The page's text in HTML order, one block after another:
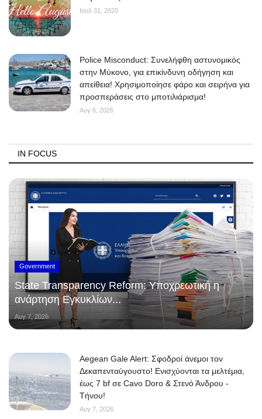
Ιουλ 31, 2020
Police Misconduct: Συνελήφθη αστυνομικός
στην Μύκονο, για επικίνδυνη οδήγηση και
απείθεια! Χρησιμοποίησε φάρο και σειρήνα για
προσπεράσεις στο μποτιλιάρισμα!
Αυγ 6, 2026
IN FOCUS
Government
State Transparency Reform: Υποχρεωτική η
ανάρτηση Εγκυκλίων...
Αυγ 7, 2026
Aegean Gale Alert: Σφοδροί άνεμοι τον
Δεκαπενταύγουστο! Ενισχύονται τα μελτέμια,
έως 7 bf σε Cavo Doro & Στενό Άνδρου -
Τήνου!
Αυγ 7, 2026